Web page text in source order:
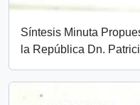
Síntesis Minuta
la República Dn.